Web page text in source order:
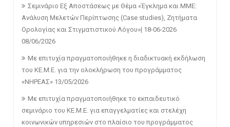
Σεμινάριο Εξ Αποστάσεως με Θέμα «Έγκλημα και ΜΜΕ:
Ανάλυση Μελετών Περίπτωσης (Case studies), Ζητήματα
Ορολογίας και Στιγματιστικού Λόγου»| 18-06-2026
08/06/2026
Με επιτυχία πραγματοποιήθηκε η διαδικτυακή εκδήλωση
του ΚΕ.Μ.Ε. για την ολοκλήρωση του προγράμματος
«ΝΗΡΕΑΣ» 13/05/2026
Με επιτυχία πραγματοποιήθηκε το εκπαιδευτικό
σεμινάριο του ΚΕ.Μ.Ε. για επαγγελματίες και στελέχη
κοινωνικών υπηρεσιών στο πλαίσιο του προγράμματος